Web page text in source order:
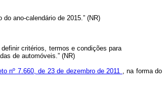
ano-calendário de 2015.” (NR)
critérios, termos e condições para
de automóveis.” (NR)
nº 7.660, de 23 de dezembro de 2011 , na forma do